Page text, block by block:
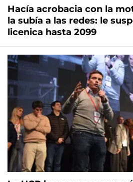
Hacía acrobacia con la
la subía a las redes: le
licenica hasta 2099